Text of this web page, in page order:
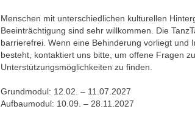
Menschen mit unterschiedlichen kulturellen
Beeinträchtigung sind sehr willkommen. Die
barrierefrei. Wenn eine Behinderung vorliegt und
besteht, kontaktiert uns bitte, um offene Fragen
Unterstützungsmöglichkeiten zu finden.
Grundmodul: 12.02. – 11.07.2027
Aufbaumodul: 10.09. – 28.11.2027